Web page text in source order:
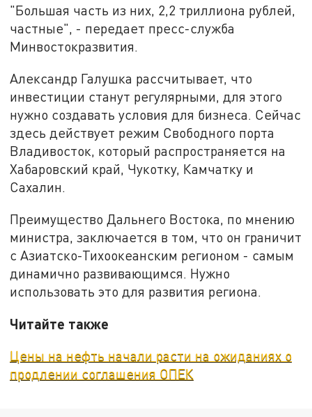
"Большая часть из них, 2,2 триллиона рублей,
частные", - передает пресс-служба
Минвостокразвития.
Александр Галушка рассчитывает, что
инвестиции станут регулярными, для этого
нужно создавать условия для бизнеса. Сейчас
здесь действует режим Свободного порта
Владивосток, который распространяется на
Хабаровский край, Чукотку, Камчатку и
Сахалин.
Преимущество Дальнего Востока, по мнению
министра, заключается в том, что он граничит
с Азиатско-Тихоокеанским регионом - самым
динамично развивающимся. Нужно
использовать это для развития региона.
Читайте также
Цены на нефть начали расти на ожиданиях о
продлении соглашения ОПЕК